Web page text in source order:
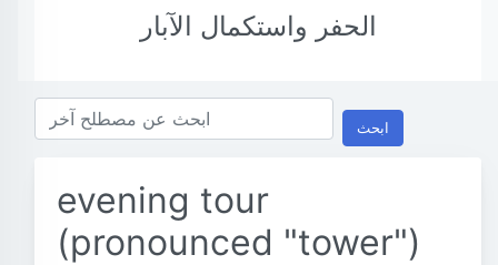
الحفر واستكمال الآبار
ابحث
evening tour
(pronounced "tower")